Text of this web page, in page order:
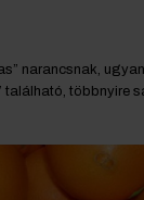
narancsnak,
található, többnyire